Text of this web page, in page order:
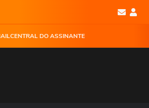
CENTRAL DO ASSINANTE